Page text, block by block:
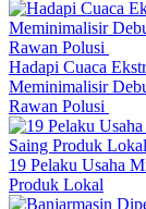
Hadapi Cuaca
Meminimalisir
Rawan Polusi
19 Pelaku Usaha
Produk Lokal